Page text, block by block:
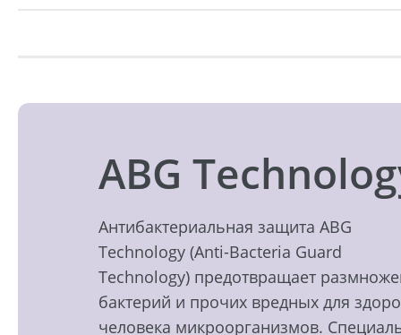
ABG
Антибактериальная защита ABG
Technology (Anti-Bacteria Guard
Technology) предотвращает
бактерий и прочих вредных для
человека микроорганизмов.